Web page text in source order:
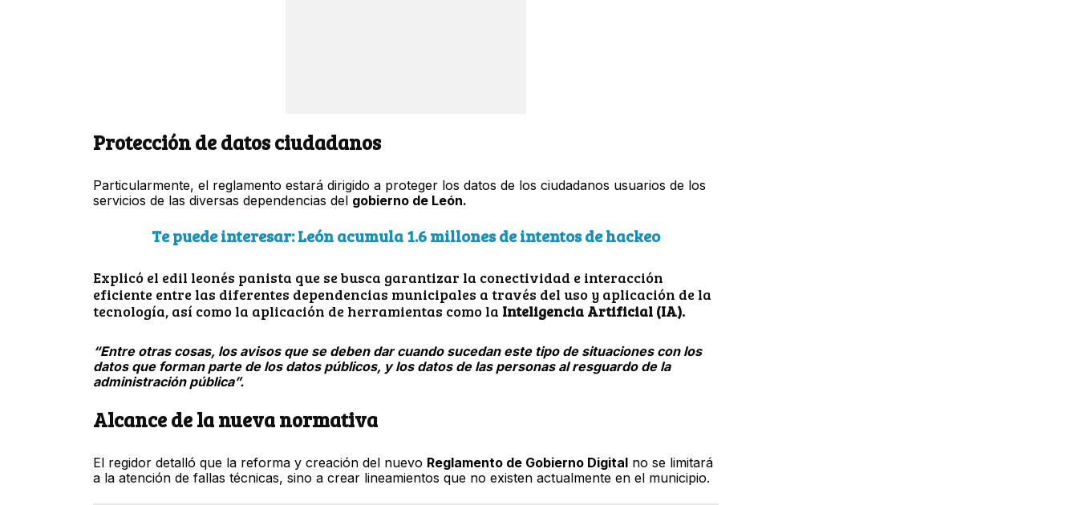
Protección de datos ciudadanos
Particularmente, el reglamento estará dirigido a proteger los datos de los ciudadanos usuarios de los
servicios de las diversas dependencias del gobierno de León.
Te puede interesar: León acumula 1.6 millones de intentos de hackeo
Explicó el edil leonés panista que se busca garantizar la conectividad e interacción
eficiente entre las diferentes dependencias municipales a través del uso y aplicación de la
tecnología, así como la aplicación de herramientas como la Inteligencia Artificial (IA).
“Entre otras cosas, los avisos que se deben dar cuando sucedan este tipo de situaciones con los
datos que forman parte de los datos públicos, y los datos de las personas al resguardo de la
administración pública”.
Alcance de la nueva normativa
El regidor detalló que la reforma y creación del nuevo Reglamento de Gobierno Digitalno se limitará
a la atención de fallas técnicas, sino a crear lineamientos que no existen actualmente en el municipio.